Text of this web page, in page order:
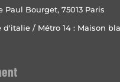
Paul Bourget, 75013 Paris
d'italie / Métro 14 : Maison